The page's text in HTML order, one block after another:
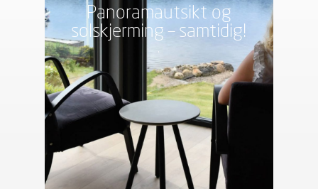
Panoramautsikt og
solskjerming – samtidig!
.